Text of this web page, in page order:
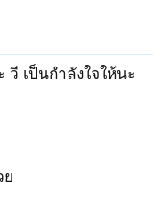
เป็นกำลังใจให้นะ
ย